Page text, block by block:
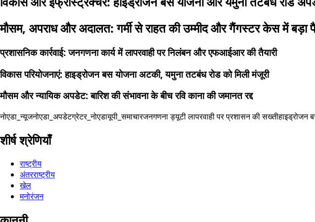
मौसम, अपराध और अदालत: गर्मी से राहत की उम्मीद और गैंगस्टर केस में बड़ा
प्रशासनिक कार्रवाई: जनगणना कार्य में लापरवाही पर निलंबन और एफआईआर की तैयारी
विकास परियोजनाएं: हाइड्रोजन बस योजना अटकी, यमुना तटबंध रोड को मिली मंजूरी
मौसम और न्यायिक अपडेट: बारिश की संभावना के बीच रवि काना की जमानत रद्द
नोएडा_न्यूजनोएडा_अपडेटग्रेटर_नोएडायूपी_समाचारजनगणना ड्यूटी लापरवाही पर प्रशासन की सख्तीहाइड्रोजन
शीर्ष श्रेणियाँ
राष्ट्रीय
अंतरराष्ट्रीय
खेल
मनोरंजन